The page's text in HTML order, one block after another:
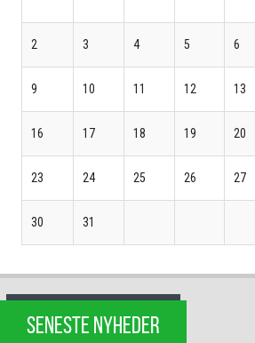
2 3 4 5 6
9 10 11 12 13
16 17 18 19 20
23 24 25 26 27
30 31
SENESTE NYHEDER